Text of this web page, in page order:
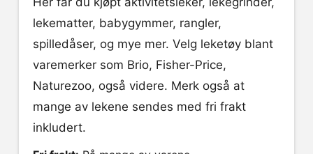
lekematter, babygymmer, rangler,
spilledåser, og mye mer. Velg leketøy blant
varemerker som Brio, Fisher-Price,
Naturezoo, også videre. Merk også at
mange av lekene sendes med fri frakt
inkludert.